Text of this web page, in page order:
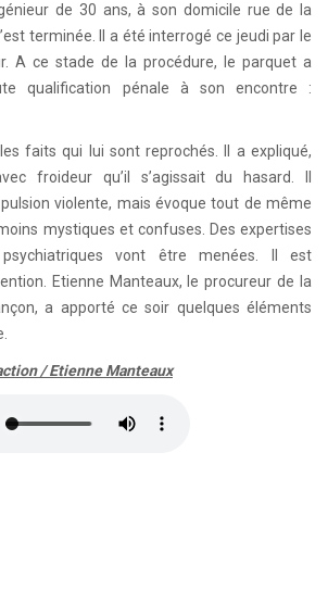
de 30 ans, à son domicile rue de la
terminée. Il a été interrogé ce jeudi par le
A ce stade de la procédure, le parquet a
qualification pénale à son encontre :
faits qui lui sont reprochés. Il a expliqué,
froideur qu’il s’agissait du hasard. Il
violente, mais évoque tout de même
mystiques et confuses. Des expertises
vont être menées. Il est
Etienne Manteaux, le procureur de la
a apporté ce soir quelques éléments
/ Etienne Manteaux